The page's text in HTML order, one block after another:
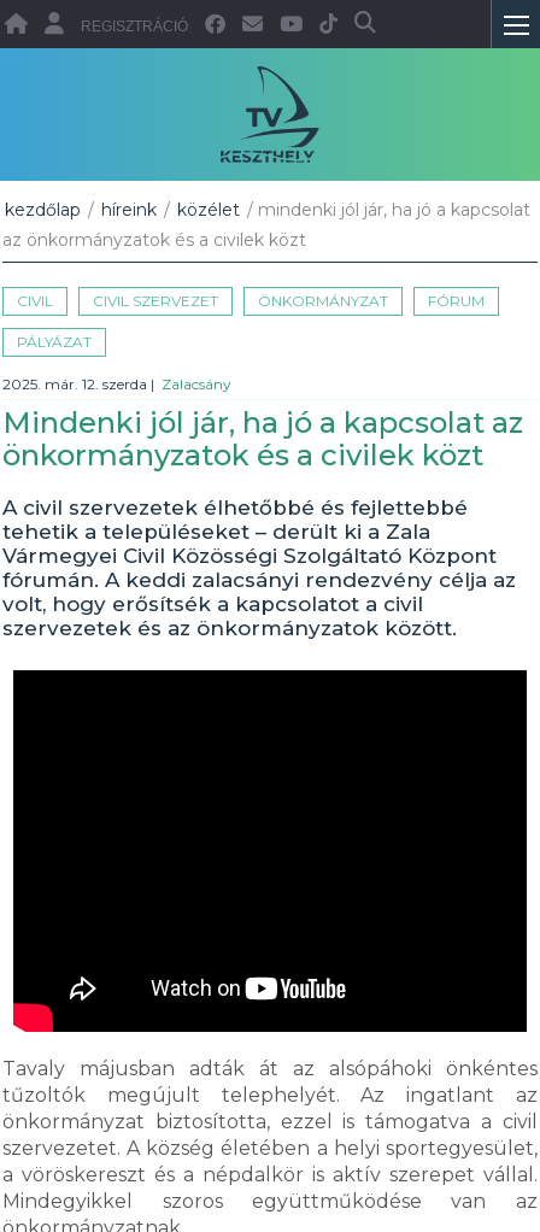
REGISZTRÁCIÓ
kezdőlap / híreink / közélet / mindenki jól jár, ha jó a kapcsolat
az önkormányzatok és a civilek közt
CIVIL CIVIL SZERVEZET ÖNKORMÁNYZAT FÓRUM
PÁLYÁZAT
2025. már. 12. szerda | Zalacsány
Mindenki jól jár, ha jó a kapcsolat az
önkormányzatok és a civilek közt
A civil szervezetek élhetőbbé és fejlettebbé
tehetik a településeket – derült ki a Zala
Vármegyei Civil Közösségi Szolgáltató Központ
fórumán. A keddi zalacsányi rendezvény célja az
volt, hogy erősítsék a kapcsolatot a civil
szervezetek és az önkormányzatok között.
Tavaly májusban adták át az alsópáhoki önkéntes
tűzoltók megújult telephelyét. Az ingatlant az
önkormányzat biztosította, ezzel is támogatva a civil
szervezetet. A község életében a helyi sportegyesület,
a vöröskereszt és a népdalkör is aktív szerepet vállal.
Mindegyikkel szoros együttműködése van az